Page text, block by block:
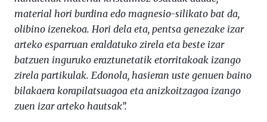
material hori burdina edo magnesio-silikato bat da,
olibino izenekoa. Hori dela eta, pentsa genezake izar
arteko esparruan eraldatuko zirela eta beste izar
batzuen inguruko eraztunetatik etorritakoak izango
zirela partikulak. Edonola, hasieran uste genuen baino
bilakaera korapilatsuagoa eta anizkoitzagoa izango
zuen izar arteko hautsak”.